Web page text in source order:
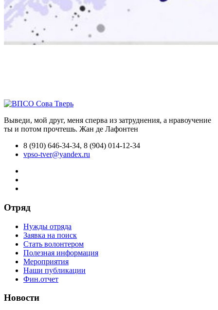
Выведи, мой друг, меня сперва из затруднения, а нравоучение
ты и потом прочтешь. Жан де Лафонтен
8 (910) 646-34-34, 8 (904) 014-12-34
vpso-tver@yandex.ru
Отряд
Нужды отряда
Заявка на поиск
Стать волонтером
Полезная информация
Мероприятия
Наши публикации
Фин.отчет
Новости